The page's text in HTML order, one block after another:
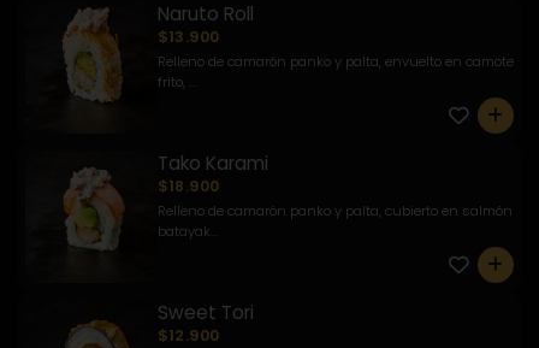
Naruto Roll
$13.900
Relleno de camarón panko y palta, envuelto en camote
frito, ...
0
Tako Karami
$18.900
Relleno de camarón panko y palta, cubierto en salmón
batayak...
0
Sweet Tori
$12.900